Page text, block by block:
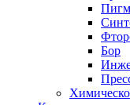
Бор